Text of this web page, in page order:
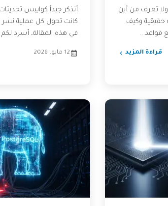
هل تعاني من بطء استعلامات SQL ولا تعرف من أين
حقيقية وكيف
قراءة المزيد
أتذكر جيداً كوابيس تحديثات
كانت تحول كل عملية نشر
في هذه المقالة، أسرد لكم
12 مايو، 2026